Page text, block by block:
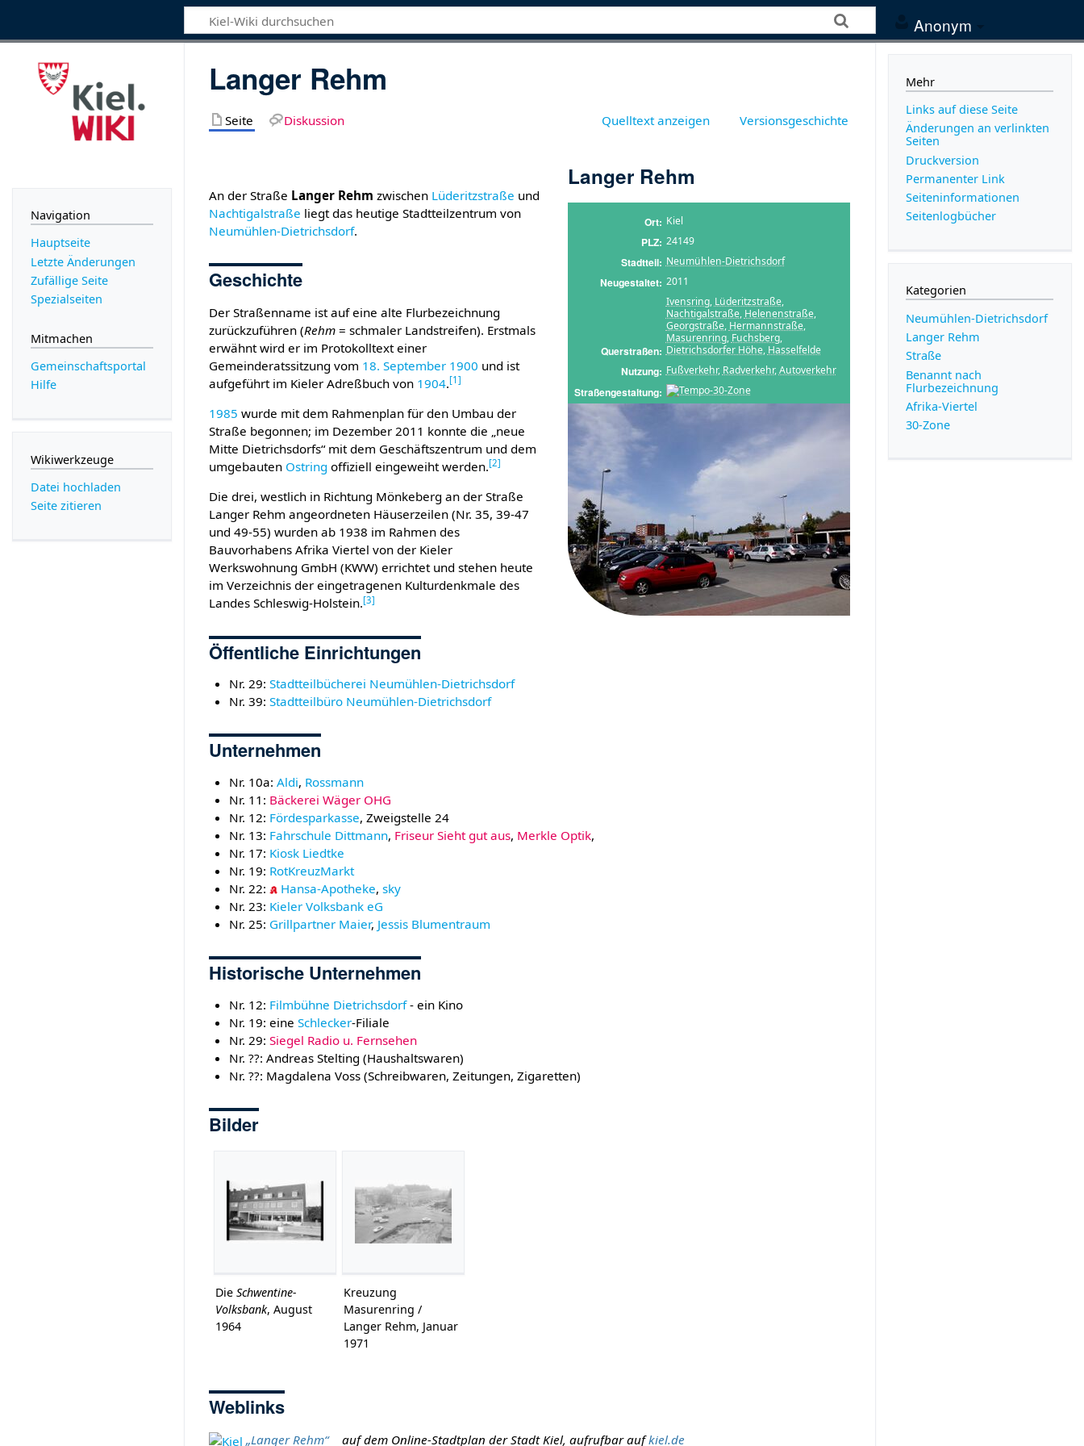
Anonym
Langer Rehm
Seite Diskussion Quelltext anzeigen Versionsgeschichte
Langer Rehm
Ort Kiel
PLZ 24149
Stadtteil Neumühlen-Dietrichsdorf
Neugestaltet 2011
Querstraßen
Ivensring, Lüderitzstraße,
Nachtigalstraße, Helenenstraße,
Georgstraße, Hermannstraße,
Masurenring, Fuchsberg,
Dietrichsdorfer Höhe, Hasselfelde
Nutzung Fußverkehr, Radverkehr,Autoverkehr
Straßengestaltung
An der Straße Langer Rehm zwischen Lüderitzstraße und
Nachtigalstraße liegt das heutige Stadtteilzentrum von
Neumühlen-Dietrichsdorf.
Geschichte
Der Straßenname ist auf eine alte Flurbezeichnung
zurückzuführen (Rehm = schmaler Landstreifen). Erstmals
erwähnt wird er im Protokolltext einer
Gemeinderatssitzung vom 18. September 1900 und ist
aufgeführt im Kieler Adreßbuch von 1904.[1]
1985 wurde mit dem Rahmenplan für den Umbau der
Straße begonnen; im Dezember 2011 konnte die „neue
Mitte Dietrichsdorfs“ mit dem Geschäftszentrum und dem
umgebauten Ostring offiziell eingeweiht werden.[2]
Die drei, westlich in Richtung Mönkeberg an der Straße
Langer Rehm angeordneten Häuserzeilen (Nr. 35, 39-47
und 49-55) wurden ab 1938 im Rahmen des
Bauvorhabens Afrika Viertel von der Kieler
Werkswohnung GmbH (KWW) errichtet und stehen heute
im Verzeichnis der eingetragenen Kulturdenkmale des
Landes Schleswig-Holstein.[3]
Öffentliche Einrichtungen
Nr. 29: Stadtteilbücherei Neumühlen-Dietrichsdorf
Nr. 39: Stadtteilbüro Neumühlen-Dietrichsdorf
Unternehmen
Nr. 10a: Aldi, Rossmann
Nr. 11: Bäckerei Wäger OHG
Nr. 12: Fördesparkasse, Zweigstelle 24
Nr. 13: Fahrschule Dittmann, Friseur Sieht gut aus, Merkle Optik,
Nr. 17: Kiosk Liedtke
Nr. 19: RotKreuzMarkt
Nr. 22:
Hansa-Apotheke, sky
Nr. 23: Kieler Volksbank eG
Nr. 25: Grillpartner Maier, Jessis Blumentraum
Historische Unternehmen
Nr. 12: Filmbühne Dietrichsdorf- ein Kino
Nr. 19: eine Schlecker-Filiale
Nr. 29: Siegel Radio u. Fernsehen
Nr. ??: Andreas Stelting (Haushaltswaren)
Nr. ??: Magdalena Voss (Schreibwaren, Zeitungen, Zigaretten)
Bilder
DieSchwentine-
Volksbank, August
1964
Kreuzung
Masurenring /
Langer Rehm, Januar
1971
Weblinks
„Langer Rehm“ auf dem Online-Stadtplan der Stadt Kiel, aufrufbar aufkiel.de
Navigation
Hauptseite
Letzte Änderungen
Zufällige Seite
Spezialseiten
Mitmachen
Gemeinschafts­portal
Hilfe
Wikiwerkzeuge
Datei hochladen
Seite zitieren
Mehr
Links auf diese Seite
Änderungen an verlinkten
Seiten
Druckversion
Permanenter Link
Seiten­­informationen
Seitenlogbücher
Kategorien
Neumühlen-Dietrichsdorf
Langer Rehm
Straße
Benannt nach
Flurbezeichnung
Afrika-Viertel
30-Zone